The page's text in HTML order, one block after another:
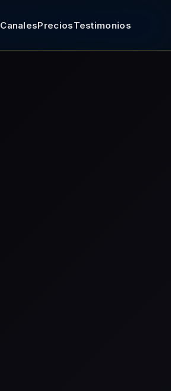
CanalesPreciosTestimonios